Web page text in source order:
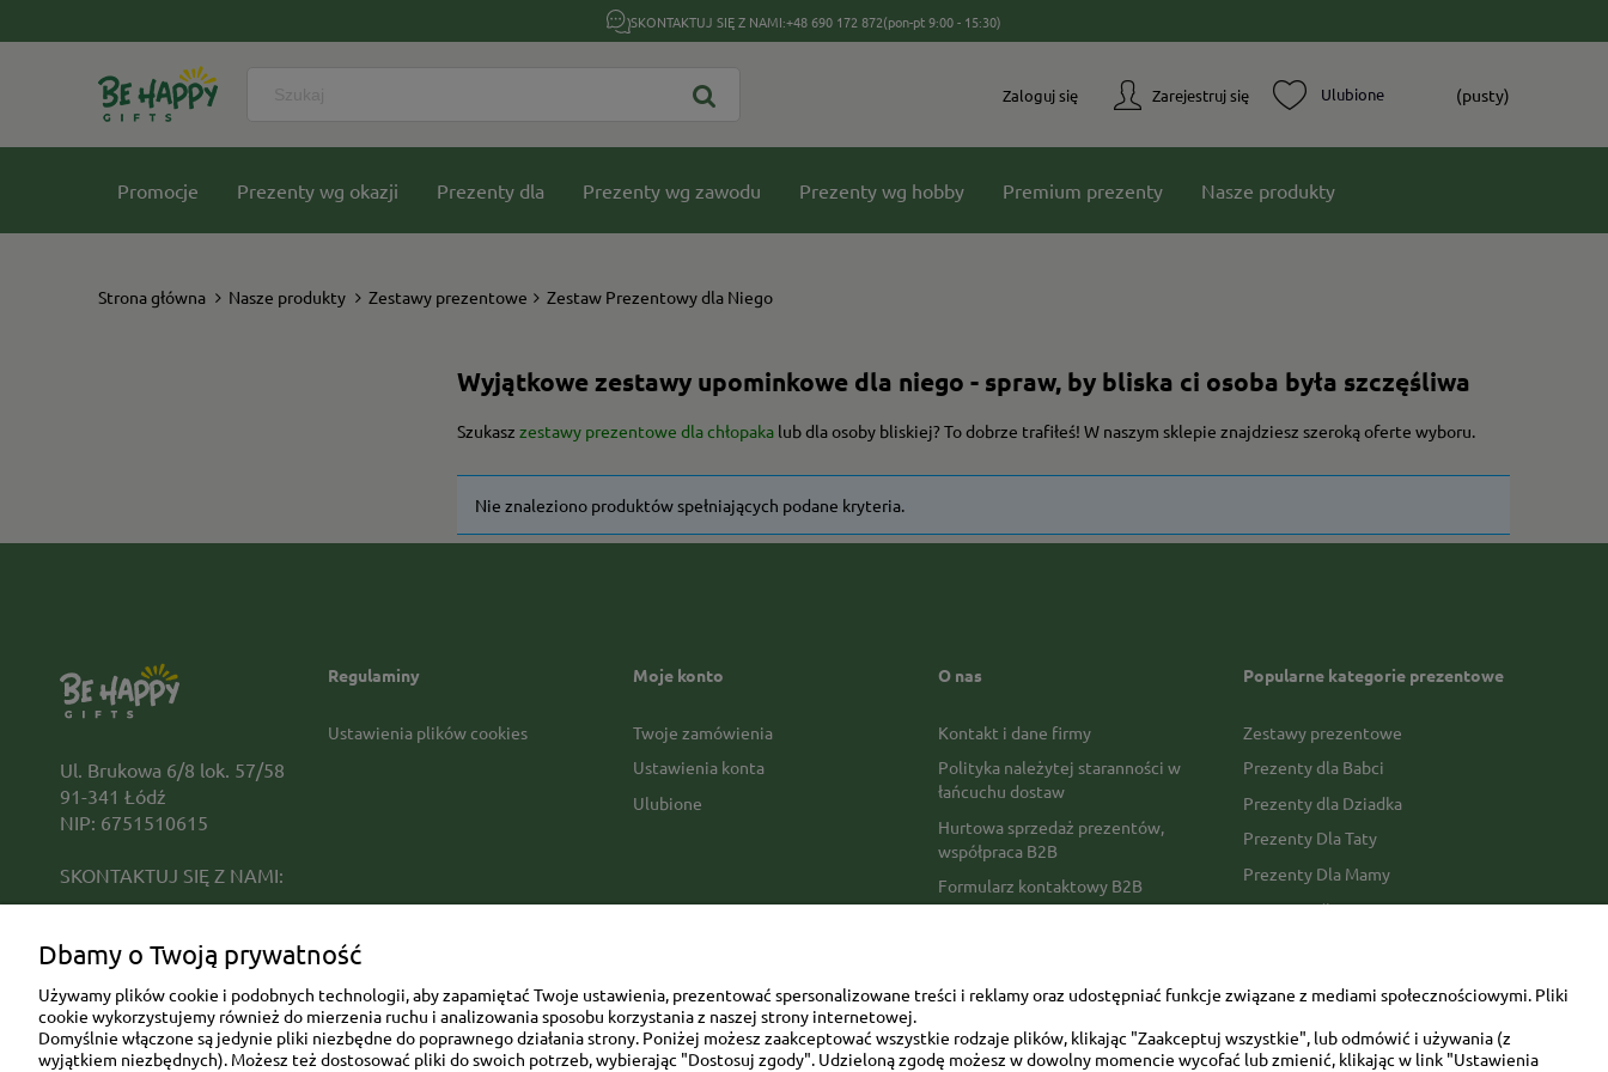
SKONTAKTUJ SIĘ Z NAMI:+48 690 172 872(pon-pt 9:00 - 15:30)
Zarejestruj się
Zaloguj się (pusty)
Promocje Prezenty wg okazji Prezenty dla Prezenty wg zawodu Prezenty wg hobby Premium prezenty Nasze produkty
Strona główna Nasze produkty Zestawy prezentowe Zestaw Prezentowy dla Niego
Wyjątkowe zestawy upominkowe dla niego - spraw, by bliska ci osoba była szczęśliwa
Szukasz zestawy prezentowe dla chłopaka lub dla osoby bliskiej? To dobrze trafiłeś! W naszym sklepie znajdziesz szeroką oferte wyboru.
Nie znaleziono produktów spełniających podane kryteria.
Regulaminy
Ustawienia plików cookies
Moje konto
Twoje zamówienia
Ustawienia konta
Ulubione
O nas
Kontakt i dane firmy
Polityka należytej staranności w
łańcuchu dostaw
Hurtowa sprzedaż prezentów,
współpraca B2B
Formularz kontaktowy B2B
Czas i koszty dostawy
Opinie Trustmate
Mapa kategorii
Popularne kategorie prezentowe
Zestawy prezentowe
Prezenty dla Babci
Prezenty dla Dziadka
Prezenty Dla Taty
Prezenty Dla Mamy
Prezenty dla Faceta
Urodziny/imieniny
Ul. Brukowa 6/8 lok. 57/58
91-341 Łódź
NIP: 6751510615
SKONTAKTUJ SIĘ Z NAMI:
+48 690 172 872
Dbamy o Twoją prywatność
Używamy plików cookie i podobnych technologii, aby zapamiętać Twoje ustawienia, prezentować spersonalizowane treści i reklamy oraz udostępniać funkcje związane z mediami społecznościowymi. Pliki
cookie wykorzystujemy również do mierzenia ruchu i analizowania sposobu korzystania z naszej strony internetowej.
Domyślnie włączone są jedynie pliki niezbędne do poprawnego działania strony. Poniżej możesz zaakceptować wszystkie rodzaje plików, klikając "Zaakceptuj wszystkie", lub odmówić i używania (z
wyjątkiem niezbędnych). Możesz też dostosować pliki do swoich potrzeb, wybierając "Dostosuj zgody". Udzieloną zgodę możesz w dowolny momencie wycofać lub zmienić, klikając w link "Ustawienia